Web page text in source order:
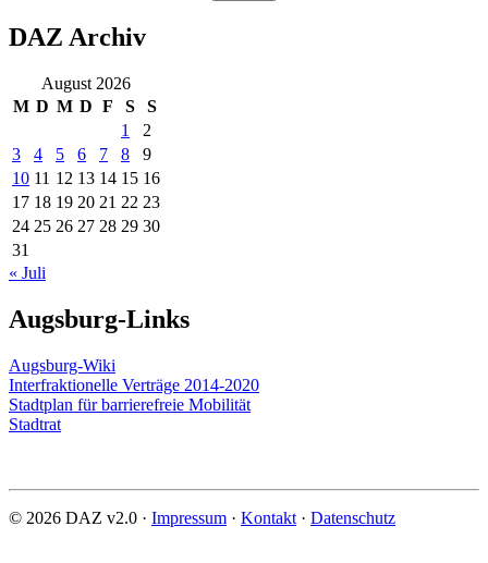
DAZ Archiv
August 2026
M D M D F S
S
1
2
3
4 5 6 7 8
9
10 11 12 13 14 15 16
17 18 19 20 21 22 23
24 25 26 27 28 29 30
31
« Juli
Augsburg-Links
Augsburg-Wiki
Interfraktionelle Verträge 2014-2020
Stadtplan für barrierefreie Mobilität
Stadtrat
© 2026 DAZ v2.0 · Impressum · Kontakt · Datenschutz